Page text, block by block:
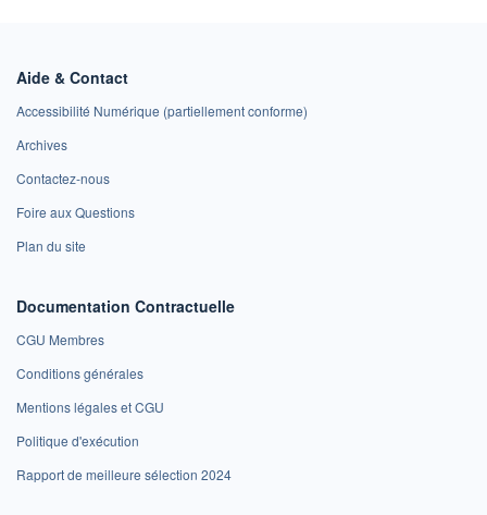
Aide & Contact
Accessibilité Numérique (partiellement conforme)
Archives
Contactez-nous
Foire aux Questions
Plan du site
Documentation Contractuelle
CGU Membres
Conditions générales
Mentions légales et CGU
Politique d'exécution
Rapport de meilleure sélection 2024